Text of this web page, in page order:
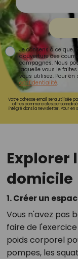
Je consens à ce que
d'ouverture des
campagnes. Nous
laquelle vous le
vous utilisez. Pour
confidentialité.
Votre adresse email sera utilisée
offres commerciales
intégré dans la newsletter. Pour en
Explorer
domicile
1. Créer un
Vous n'avez pas
faire de
poids corporel
pompes, les